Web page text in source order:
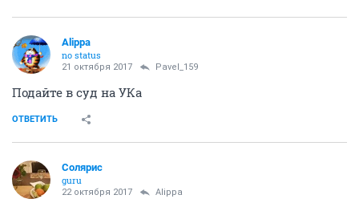
Alippa
no status
21 октября 2017 Pavel_159
Подайте в суд на УКа
ОТВЕТИТЬ
Солярис
guru
22 октября 2017 Alippa